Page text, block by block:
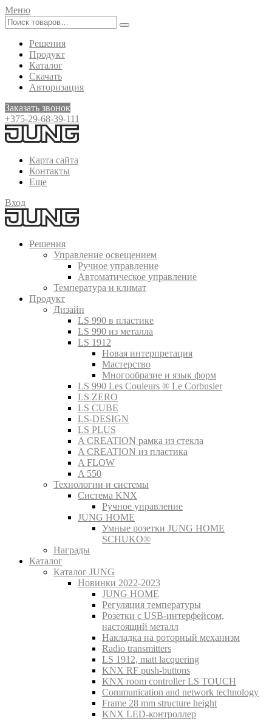
Меню
Решения
Продукт
Каталог
Скачать
Авторизация
Заказать звонок
+375-29-68-39-111
Карта сайта
Контакты
Еще
Вход
Решения
Управление освещением
Ручное управление
Автоматическое управление
Температура и климат
Продукт
Дизайн
LS 990 в пластике
LS 990 из металла
LS 1912
Новая интерпретация
Мастерство
Многообразие и язык форм
LS 990 Les Couleurs ® Le Corbusier
LS ZERO
LS CUBE
LS-DESIGN
LS PLUS
A CREATION рамка из стекла
A CREATION из пластика
A FLOW
A 550
Технологии и системы
Система KNX
Ручное управление
JUNG HOME
Умные розетки JUNG HOME
SCHUKO®
Награды
Каталог
Каталог JUNG
Новинки 2022-2023
JUNG HOME
Регуляция температуры
Розетки с USB-интерфейсом,
настоящий металл
Накладка на роторный механизм
Radio transmitters
LS 1912, matt lacquering
KNX RF push-buttons
KNX room controller LS TOUCH
Communication and network technology
Frame 28 mm structure height
KNX LED-контроллер